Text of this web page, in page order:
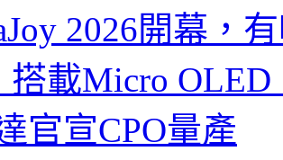
2026開幕，
搭載Micro
官宣CPO量產